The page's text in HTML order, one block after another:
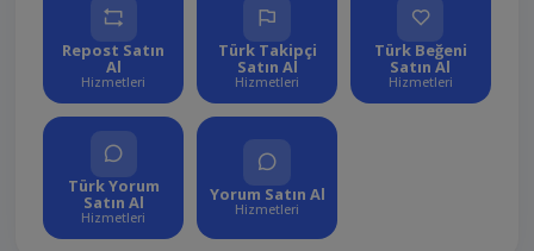
Repost Satın
Al
Hizmetleri
Türk Takipçi
Satın Al
Hizmetleri
Türk Beğeni
Satın Al
Hizmetleri
Türk Yorum
Satın Al
Hizmetleri
Yorum Satın Al
Hizmetleri